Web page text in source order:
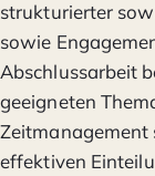
strukturierter
sowie
Abschlussarbeit
geeigneten
Zeitmanagement
effektiven